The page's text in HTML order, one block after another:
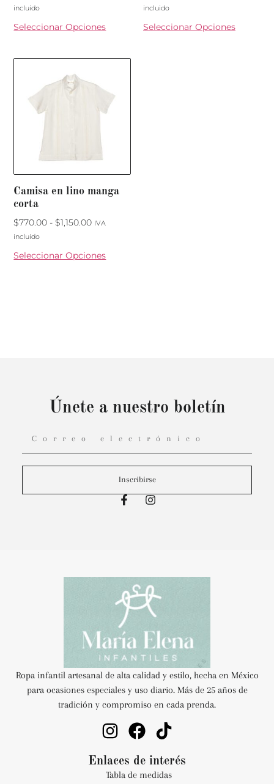
incluido
Seleccionar Opciones
incluido
Seleccionar Opciones
Camisa en lino manga
corta
$770.00 - $1,150.00 IVA
incluido
Seleccionar Opciones
Únete a nuestro boletín
Inscribirse
Ropa infantil artesanal de alta calidad y estilo, hecha en México
para ocasiones especiales y uso diario. Más de 25 años de
tradición y compromiso en cada prenda.
Enlaces de interés
Tabla de medidas